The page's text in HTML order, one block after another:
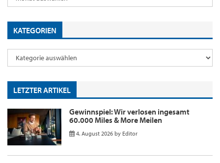
KATEGORIEN
LETZTER ARTIKEL
Gewinnspiel: Wir verlosen ingesamt
60.000 Miles & More Meilen
4. August 2026 by Editor